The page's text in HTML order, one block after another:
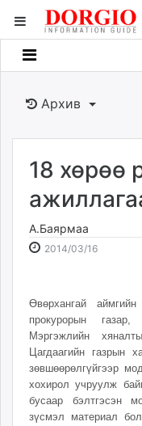
Мэдээллийн
Банк санхүү
Бизнес ААН
Төрийн
Нийслэлийн
dorgio.mn
Gogo.mn
zindaa.mn
Baabar.mn
tovch.mn
ikon.mn
mnb.mn
Livetv.mn
Архив
18 хөрөө
А.Баярмаа
2014/03/162014-
2026-
Өвөрхангай
прокурорын
Мэргэжлийн
Цагдаагийн газрын
зөвшөөрөлгүйгээр
хохирол учруулж
бусаар бэлтгэсэн
зүсмэл материал